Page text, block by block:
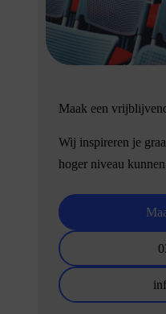
Maak een
Wij inspireren je
hoger niveau